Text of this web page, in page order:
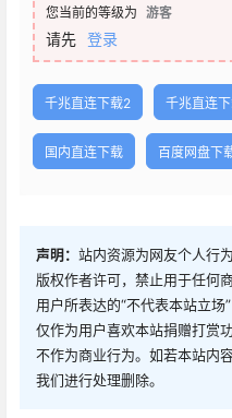
您当前的等级为 游客
请先 登录
千兆直连下载2 千兆直连
国内直连下载 百度网盘下
声明： 站内资源为网友个人行
版权作者许可，禁止用于任何
用户所表达的“不代表本站立
仅作为用户喜欢本站捐赠打赏
不作为商业行为。如若本站内
我们进行处理删除。